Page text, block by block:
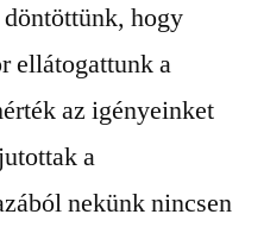
hogy
ellátogattunk a
az igényeinket
a
nekünk nincsen